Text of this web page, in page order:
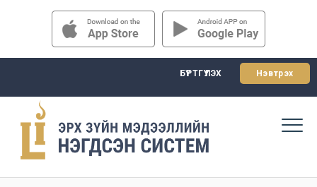
БҮРТГҮҮЛЭХ Нэвтрэх